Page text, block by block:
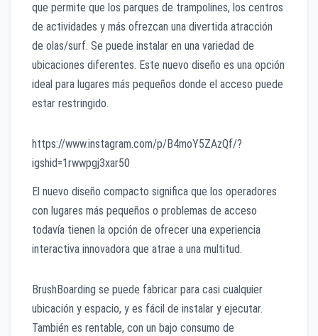
que permite que los parques de trampolines, los centros
de actividades y más ofrezcan una divertida atracción
de olas/surf. Se puede instalar en una variedad de
ubicaciones diferentes. Este nuevo diseño es una opción
ideal para lugares más pequeños donde el acceso puede
estar restringido.
https://www.instagram.com/p/B4moY5ZAzQf/?
igshid=1rwwpgj3xar50
El nuevo diseño compacto significa que los operadores
con lugares más pequeños o problemas de acceso
todavía tienen la opción de ofrecer una experiencia
interactiva innovadora que atrae a una multitud.
BrushBoarding se puede fabricar para casi cualquier
ubicación y espacio, y es fácil de instalar y ejecutar.
También es rentable, con un bajo consumo de